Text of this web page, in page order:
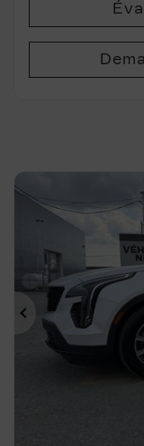
Précédent